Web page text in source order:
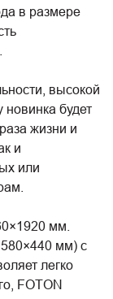
в размере
высокой
новинка будет
жизни и
и
или
мм.
мм) с
легко
FOTON